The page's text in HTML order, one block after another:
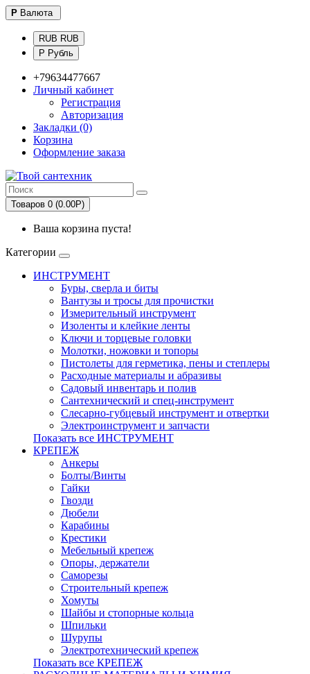
Р Валюта
RUB RUB
Р Рубль
+79634477667
Личный кабинет
Регистрация
Авторизация
Закладки (0)
Корзина
Оформление заказа
Товаров 0 (0.00Р)
Ваша корзина пуста!
Категории
ИНСТРУМЕНТ
Буры, сверла и биты
Вантузы и тросы для прочистки
Измерительный инструмент
Изоленты и клейкие ленты
Ключи и торцевые головки
Молотки, ножовки и топоры
Пистолеты для герметика, пены и степлеры
Расходные материалы и абразивы
Садовый инвентарь и полив
Сантехнический и спец-инструмент
Слесарно-губцевый инструмент и отвертки
Электроинструмент и запчасти
Показать все ИНСТРУМЕНТ
КРЕПЕЖ
Анкеры
Болты/Винты
Гайки
Гвозди
Дюбели
Карабины
Крестики
Мебельный крепеж
Опоры, держатели
Саморезы
Строительный крепеж
Хомуты
Шайбы и стопорные кольца
Шпильки
Шурупы
Электротехнический крепеж
Показать все КРЕПЕЖ